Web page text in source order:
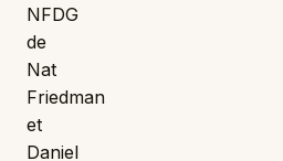
NFDG
de
Nat
Friedman
et
Daniel